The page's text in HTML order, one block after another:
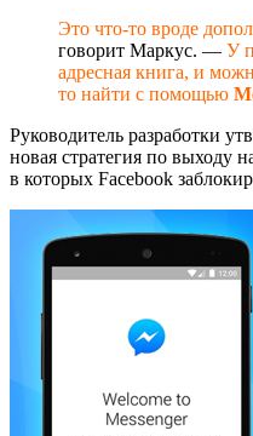
Это что-то вроде
говорит Маркус. — У
адресная книга, и
то найти с помощью
Руководитель разработки
новая стратегия по выходу
в которых Facebook